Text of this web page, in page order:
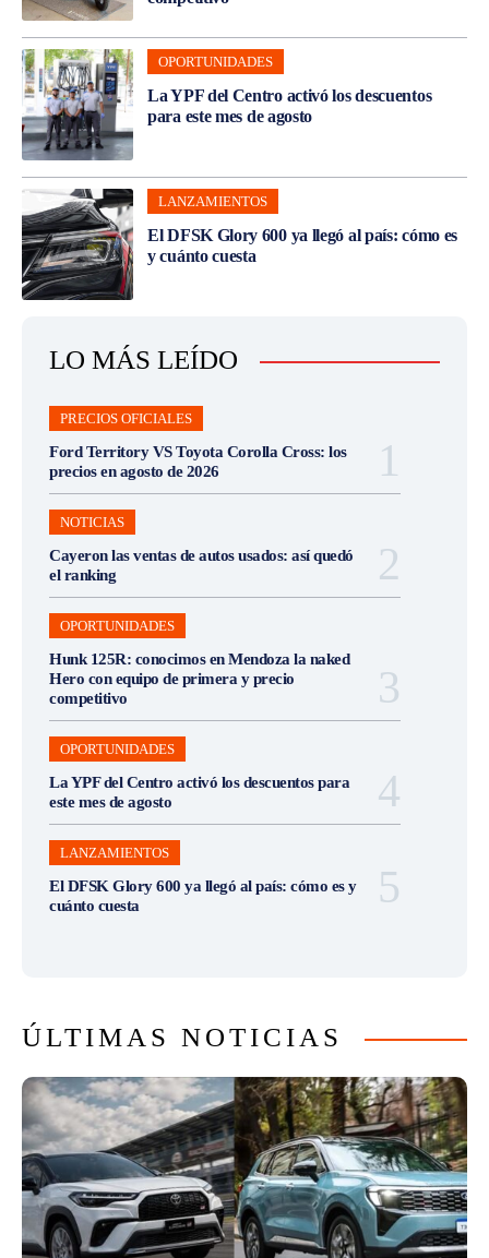
OPORTUNIDADES
La YPF del Centro activó los descuentos
para este mes de agosto
LANZAMIENTOS
El DFSK Glory 600 ya llegó al país: cómo es
y cuánto cuesta
LO MÁS LEÍDO
PRECIOS OFICIALES
Ford Territory VS Toyota Corolla Cross: los
precios en agosto de 2026
NOTICIAS
Cayeron las ventas de autos usados: así quedó
el ranking
OPORTUNIDADES
Hunk 125R: conocimos en Mendoza la naked
Hero con equipo de primera y precio
competitivo
OPORTUNIDADES
La YPF del Centro activó los descuentos para
este mes de agosto
LANZAMIENTOS
El DFSK Glory 600 ya llegó al país: cómo es y
cuánto cuesta
ÚLTIMAS NOTICIAS